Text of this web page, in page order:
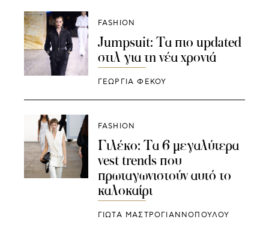
FASHION
Jumpsuit: Τα πιο updated
στιλ για τη νέα χρονιά
ΓΕΩΡΓΙΑ ΦΕΚΟΥ
FASHION
Γιλέκο: Τα 6 μεγαλύτερα
vest trends που
πρωταγωνιστούν αυτό το
καλοκαίρι
ΓΙΩΤΑ ΜΑΣΤΡΟΓΙΑΝΝΟΠΟΥΛΟΥ